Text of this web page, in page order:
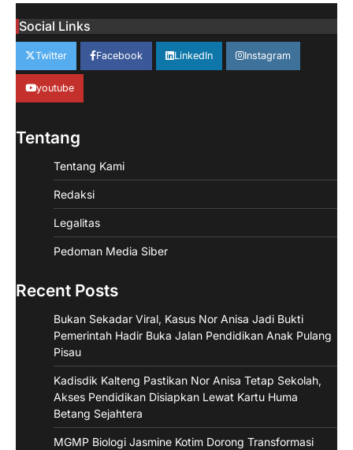
Social Links
Twitter Facebook LinkedIn Instagram
youtube
Tentang
Tentang Kami
Redaksi
Legalitas
Pedoman Media Siber
Recent Posts
Bukan Sekadar Viral, Kasus Nor Anisa Jadi Bukti
Pemerintah Hadir Buka Jalan Pendidikan Anak Pulang
Pisau
Kadisdik Kalteng Pastikan Nor Anisa Tetap Sekolah,
Akses Pendidikan Disiapkan Lewat Kartu Huma
Betang Sejahtera
MGMP Biologi Jasmine Kotim Dorong Transformasi